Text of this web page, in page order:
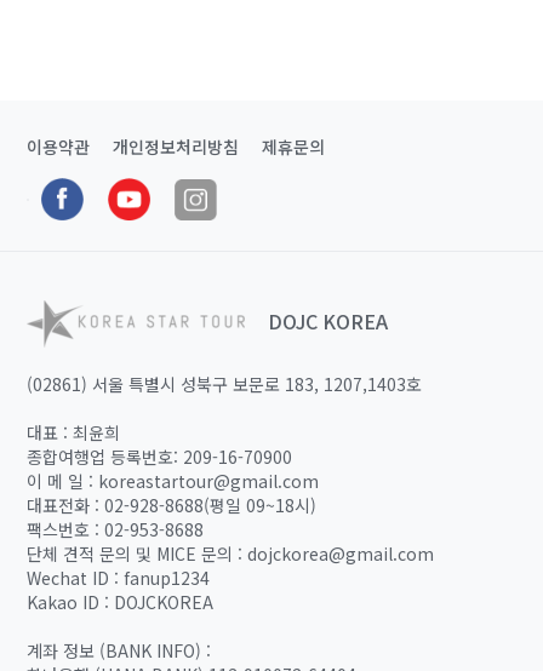
이용약관 개인정보처리방침 제휴문의
DOJC KOREA
(02861) 서울 특별시 성북구 보문로 183, 1207,1403호
대표 : 최윤희
종합여행업 등록번호: 209-16-70900
이 메 일 : koreastartour@gmail.com
대표전화 : 02-928-8688(평일 09~18시)
팩스번호 : 02-953-8688
단체 견적 문의 및 MICE 문의 : dojckorea@gmail.com
Wechat ID : fanup1234
Kakao ID : DOJCKOREA
계좌 정보 (BANK INFO) :